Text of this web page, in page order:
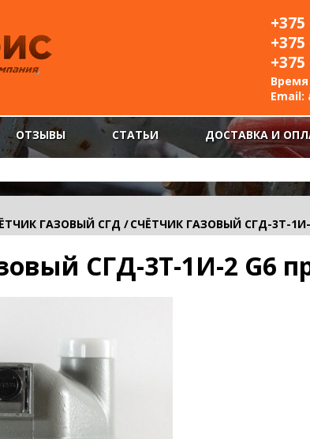
Время
Email:
ОТЗЫВЫ СТАТЬИ ДОСТАВКА И
ГАЗОВЫЙ CГД /СЧЁТЧИК ГАЗОВЫЙ CГД-3Т-
CГД-3Т-1И-2 G6